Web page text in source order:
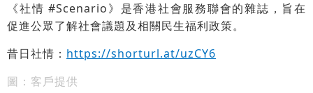
《社情 #Scenario》是香港社會服務聯會的雜誌，旨在
促進公眾了解社會議題及相關民生福利政策。
昔日社情： https://shorturl.at/uzCY6
圖：客戶提供